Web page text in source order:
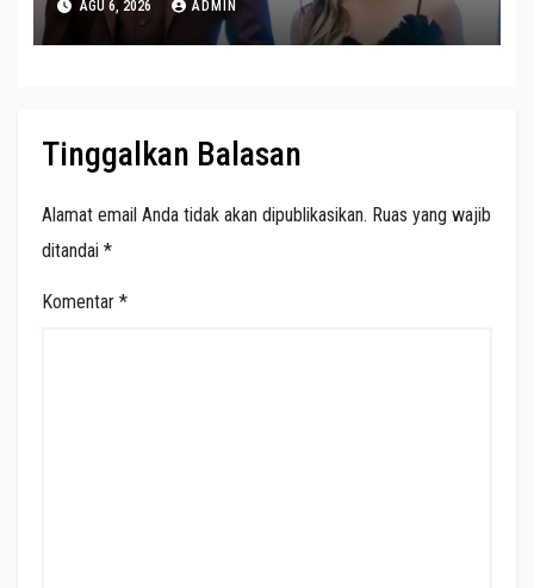
AGU 6, 2026 ADMIN
Tinggalkan Balasan
Alamat email Anda tidak akan dipublikasikan. Ruas yang wajib
ditandai *
Komentar *